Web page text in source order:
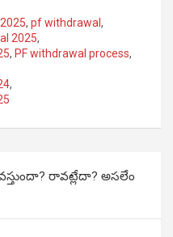
, pf withdrawal ,
2025,
, PF withdrawal process,
,
రావట్లేదా? అసలేం